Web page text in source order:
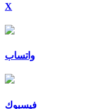
X
واتساب
فيسبوك